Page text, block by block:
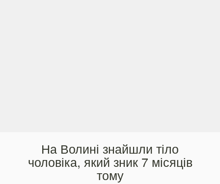
На Волині знайшли тіло
чоловіка, який зник 7 місяців
тому